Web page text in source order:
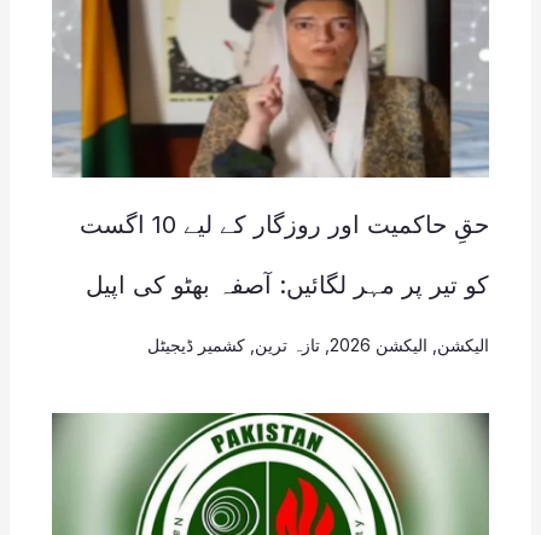
حقِ حاکمیت اور روزگار کے لیے 10 اگست
کو تیر پر مہر لگائیں: آصفہ بھٹو کی اپیل
الیکشن الیکشن 2026 , تازہ ترین کشمیر ڈیجیٹل